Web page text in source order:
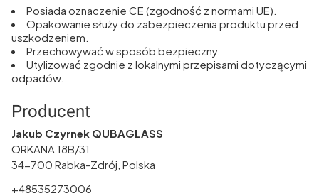
Posiada oznaczenie CE (zgodność z normami UE).
Opakowanie służy do zabezpieczenia produktu przed
uszkodzeniem.
Przechowywać w sposób bezpieczny.
Utylizować zgodnie z lokalnymi przepisami dotyczącymi
odpadów.
Producent
Jakub Czyrnek QUBAGLASS
ORKANA 18B/31
34-700 Rabka-Zdrój, Polska
+48535273006